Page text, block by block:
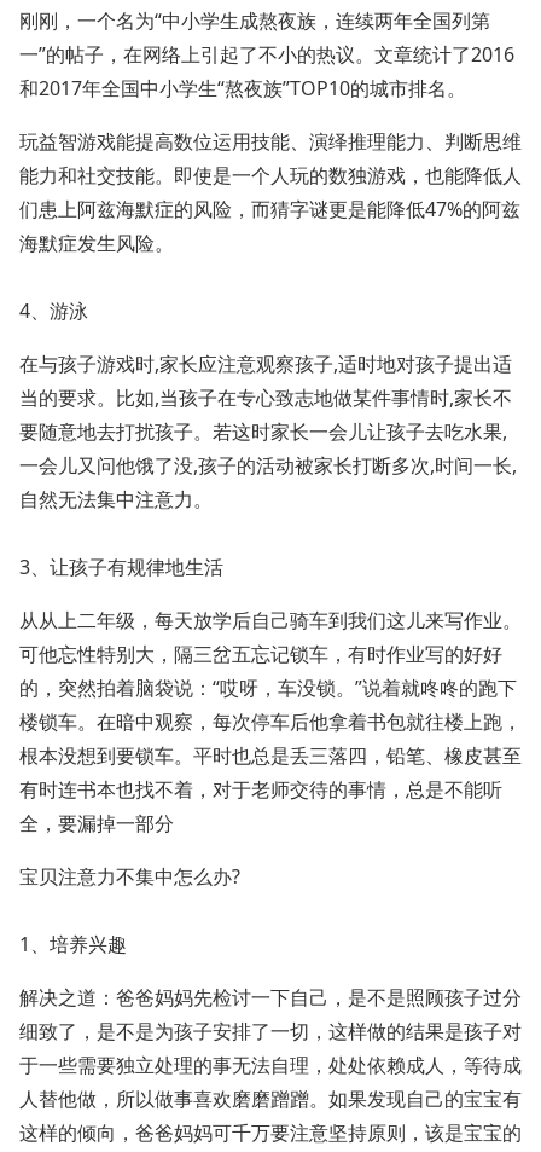
刚刚，一个名为“中小学生成熬夜族，连续两年全国列第
一”的帖子，在网络上引起了不小的热议。文章统计了2016
和2017年全国中小学生“熬夜族”TOP10的城市排名。
玩益智游戏能提高数位运用技能、演绎推理能力、判断思维
能力和社交技能。即使是一个人玩的数独游戏，也能降低人
们患上阿兹海默症的风险，而猜字谜更是能降低47%的阿兹
海默症发生风险。
4、游泳
在与孩子游戏时,家长应注意观察孩子,适时地对孩子提出适
当的要求。比如,当孩子在专心致志地做某件事情时,家长不
要随意地去打扰孩子。若这时家长一会儿让孩子去吃水果,
一会儿又问他饿了没,孩子的活动被家长打断多次,时间一长,
自然无法集中注意力。
3、让孩子有规律地生活
从从上二年级，每天放学后自己骑车到我们这儿来写作业。
可他忘性特别大，隔三岔五忘记锁车，有时作业写的好好
的，突然拍着脑袋说：“哎呀，车没锁。”说着就咚咚的跑下
楼锁车。在暗中观察，每次停车后他拿着书包就往楼上跑，
根本没想到要锁车。平时也总是丢三落四，铅笔、橡皮甚至
有时连书本也找不着，对于老师交待的事情，总是不能听
全，要漏掉一部分
宝贝注意力不集中怎么办?
1、培养兴趣
解决之道：爸爸妈妈先检讨一下自己，是不是照顾孩子过分
细致了，是不是为孩子安排了一切，这样做的结果是孩子对
于一些需要独立处理的事无法自理，处处依赖成人，等待成
人替他做，所以做事喜欢磨磨蹭蹭。如果发现自己的宝宝有
这样的倾向，爸爸妈妈可千万要注意坚持原则，该是宝宝的